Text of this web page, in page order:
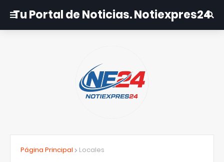
Tu Portal de Noticias. Notiexpres24
Página Principal Locales